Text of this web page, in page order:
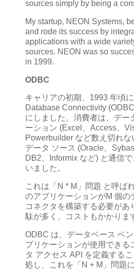
sources simply by being a
My startup, NEON Systems,
and rode its success by
applications with a wide
sources. NEON was so
in 1999.
ODBC
キャリアの初期、1993 年頃
Database Connectivity
にしました。消費者は、デー
ーション (Excel、Access、
Powerbuilder など数え切れ
データ ソース (Oracle、
DB2、Informix など) と通信
いました。
これは「N * M」問題 と呼ば
のアプリケーションがM 個の
コネクタを構築する必要があ
駄が多く、コストもかかりま
ODBC は、データベース ベ
プリケーションが使用できる
タ アクセス API を定義する
処し、これを「N + M」問題